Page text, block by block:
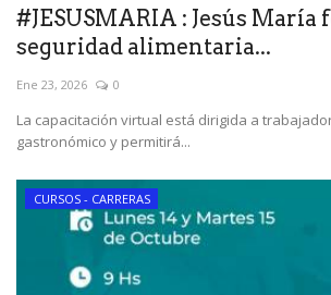
#JESUSMARIA : Jesús María
seguridad alimentaria...
Ene 23, 2026 0
La capacitación virtual está dirigida a
gastronómico y permitirá...
CURSOS - CARRERAS